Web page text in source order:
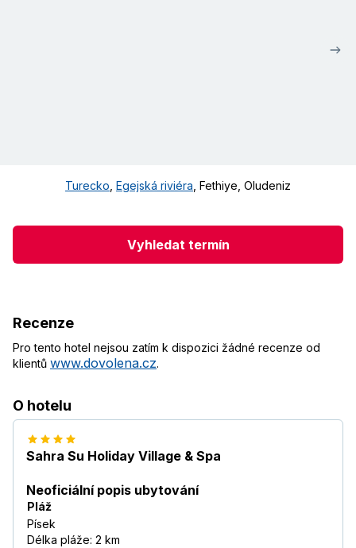
Turecko Egejská riviéra Fethiye Oludeniz
Vyhledat termín
Recenze
Pro tento hotel nejsou zatím k dispozici žádné recenze od
klientů www.dovolena.cz.
O hotelu
Sahra Su Holiday Village & Spa
Neoficiální popis ubytování
Pláž
Písek
Délka pláže: 2 km